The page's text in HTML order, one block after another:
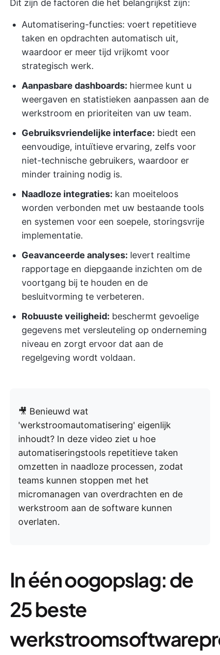
Dit zijn de factoren die het belangrijkst zijn:
Automatisering-functies: voert repetitieve
taken en opdrachten automatisch uit,
waardoor er meer tijd vrijkomt voor
strategisch werk.
Aanpasbare dashboards: hiermee kunt u
weergaven en statistieken aanpassen aan de
werkstroom en prioriteiten van uw team.
Gebruiksvriendelijke interface: biedt een
eenvoudige, intuïtieve ervaring, zelfs voor
niet-technische gebruikers, waardoor er
minder training nodig is.
Naadloze integraties: kan moeiteloos
worden verbonden met uw bestaande tools
en systemen voor een soepele, storingsvrije
implementatie.
Geavanceerde analyses: levert realtime
rapportage en diepgaande inzichten om de
voortgang bij te houden en de
besluitvorming te verbeteren.
Robuuste veiligheid: beschermt gevoelige
gegevens met versleuteling op onderneming
niveau en zorgt ervoor dat aan de
regelgeving wordt voldaan.
🎥 Benieuwd wat
'werkstroomautomatisering' eigenlijk
inhoudt? In deze video ziet u hoe
automatiseringstools repetitieve taken
omzetten in naadloze processen, zodat
teams kunnen stoppen met het
micromanagen van overdrachten en de
werkstroom aan de software kunnen
overlaten.
In één oogopslag: de
25 beste